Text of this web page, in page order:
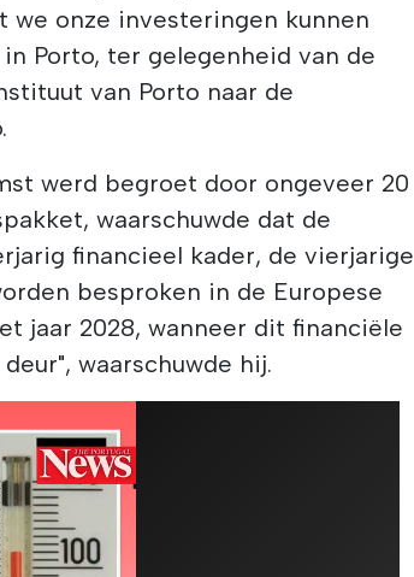
we onze investeringen kunnen
Porto, ter gelegenheid van de
van Porto naar de
werd begroet door ongeveer 20
waarschuwde dat de
financieel kader, de vierjarige
besproken in de Europese
jaar 2028, wanneer dit financiële
waarschuwde hij.